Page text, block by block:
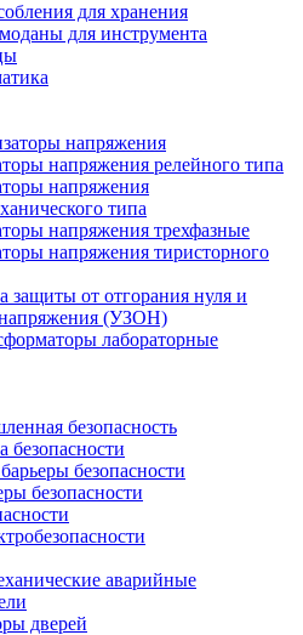
для хранения
для инструмента
напряжения
напряжения релейного типа
напряжения
типа
напряжения трехфазные
напряжения тиристорного
защиты от отгорания нуля и
(УЗОН)
лабораторные
безопасность
безопасности
безопасности
безопасности
аварийные
дверей